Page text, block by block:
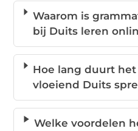
Waarom is
bij Duits leren
Hoe lang duurt
vloeiend Duits
Welke voordelen